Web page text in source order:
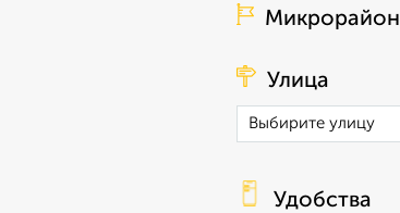
Микрорайон
Улица
Удобства